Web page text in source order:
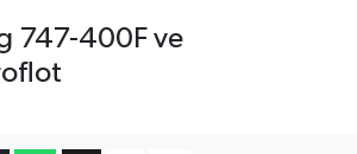
747-400F ve